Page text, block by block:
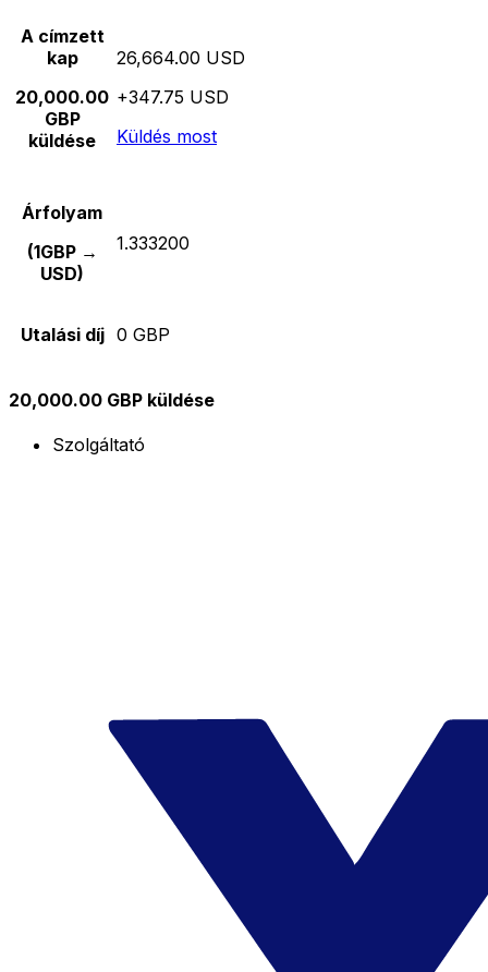
A címzett
kap
20,000.00
GBP
küldése
26,664.00 USD
+347.75 USD
Küldés most
Árfolyam
(1GBP →
USD)
1.333200
Utalási díj 0 GBP
20,000.00 GBP küldése
Szolgáltató